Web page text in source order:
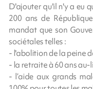
D'ajouter qu'il n'y a eu
200 ans de
mandat que son
sociétales telles :
- l'abolition de la peine
- la retraite à 60 ans au-
- l’aide aux grands